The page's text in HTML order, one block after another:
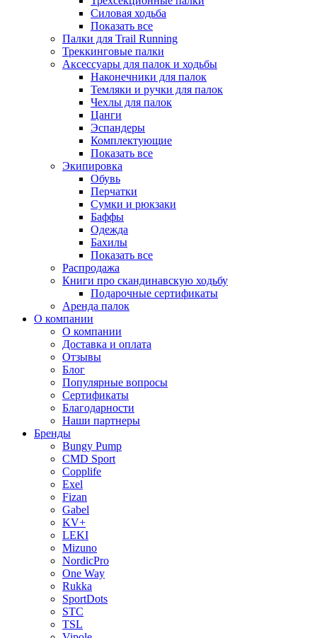
Силовая ходьба
Показать все
Палки для Trail Running
Треккинговые палки
Аксессуары для палок и ходьбы
Наконечники для палок
Темляки и ручки для палок
Чехлы для палок
Цанги
Эспандеры
Комплектующие
Показать все
Экипировка
Обувь
Перчатки
Сумки и рюкзаки
Баффы
Одежда
Бахилы
Показать все
Распродажа
Книги про скандинавскую ходьбу
Подарочные сертификаты
Аренда палок
О компании
О компании
Доставка и оплата
Отзывы
Блог
Популярные вопросы
Сертификаты
Благодарности
Наши партнеры
Бренды
Bungy Pump
CMD Sport
Copplife
Exel
Fizan
Gabel
KV+
LEKI
Mizuno
NordicPro
One Way
Rukka
SportDots
STC
TSL